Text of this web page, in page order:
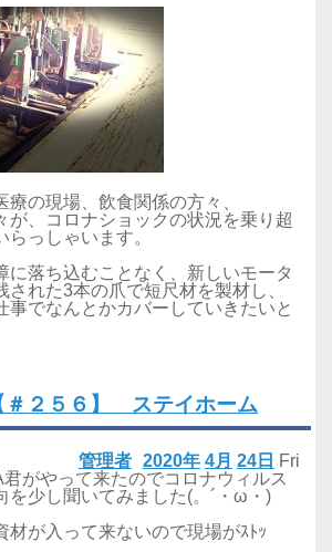
療の現場、飲食関係の方々、
が、コロナショックの状況を乗り超
らっしゃいます。
に落ち込むことなく、新しいモータ
された3本の爪で短尺材を製材し、
事でなんとかカバーしていきたいと
＃２５６】 ステイホーム
2020年 4月 24日 Fri
管理者
がやって来たのでコロナウィルス
を少し聞いてみました(。´・ω・)
材が入って来ないので現場がｽﾄｯ